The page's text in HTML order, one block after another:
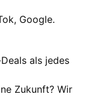
Google.
als jedes
Zukunft? Wir